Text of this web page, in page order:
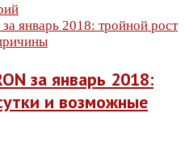
за январь 2018:
и возможные